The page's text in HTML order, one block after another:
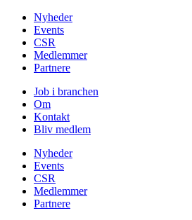
Nyheder
Events
CSR
Medlemmer
Partnere
Job i branchen
Om
Kontakt
Bliv medlem
Nyheder
Events
CSR
Medlemmer
Partnere